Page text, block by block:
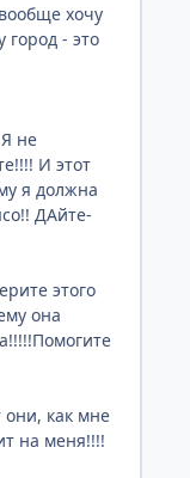
хочу
город - это
не
И этот
я должна
ДАйте-
этого
она
они, как мне
на меня!!!!